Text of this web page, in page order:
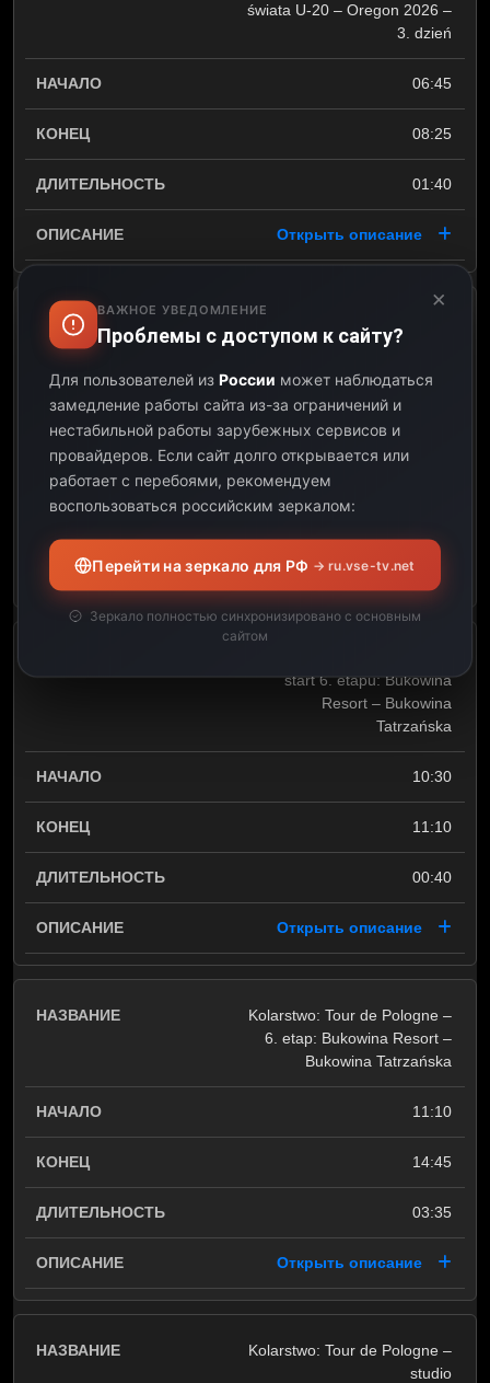
świata U-20 – Oregon 2026 –
3. dzień
06:45
08:25
01:40
Открыть описание
Ekstraliga: Pogoń Szczecin –
Открыть описание
start 6. etapu: Bukowina
Resort – Bukowina
Tatrzańska
10:30
11:10
00:40
Открыть описание
Kolarstwo: Tour de Pologne –
6. etap: Bukowina Resort –
Bukowina Tatrzańska
11:10
14:45
03:35
Открыть описание
Kolarstwo: Tour de Pologne –
studio
×
ВАЖНОЕ УВЕДОМЛЕНИЕ
Проблемы с доступом к сайту?
Для пользователей из России может наблюдаться
замедление работы сайта из-за ограничений и
нестабильной работы зарубежных сервисов и
провайдеров. Если сайт долго открывается или
работает с перебоями, рекомендуем
воспользоваться российским зеркалом:
Перейти на зеркало для РФ → ru.vse-tv.net
Зеркало полностью синхронизировано с основным
сайтом